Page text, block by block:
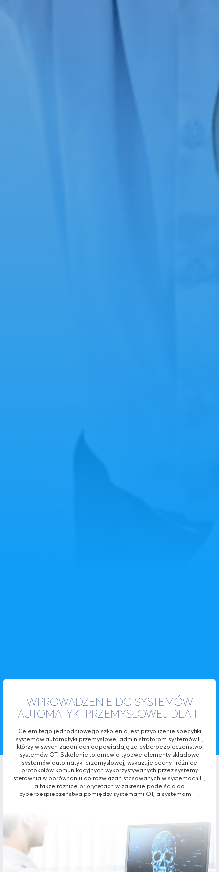
WPROWADZENIE DO SYSTEMÓW
AUTOMATYKI PRZEMYSŁOWEJ DLA IT
Celem tego jednodniowego szkolenia jest przybliżenie specyfiki
systemów automatyki przemysłowej administratorom systemów IT,
którzy w swych zadaniach odpowiadają za cyberbezpieczeństwo
systemów OT. Szkolenie to omawia typowe elementy składowe
systemów automatyki przemysłowej, wskazuje cechy i różnice
protokołów komunikacyjnych wykorzystywanych przez systemy
sterownia w porównaniu do rozwiązań stosowanych w systemach IT,
a także różnice priorytetach w zakresie podejścia do
cyberbezpieczeństwa pomiędzy systemami OT, a systemami IT.